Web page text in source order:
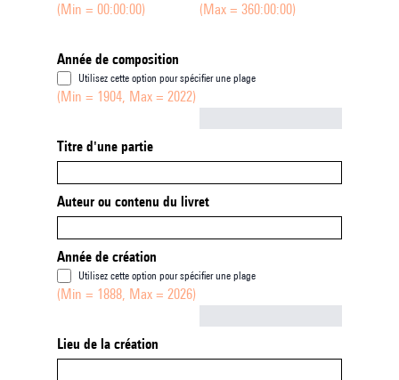
(Min = 00:00:00) (Max = 360:00:00)
Année de composition
Utilisez cette option pour spécifier une plage
(Min = 1904, Max = 2022)
Titre d'une partie
Auteur ou contenu du livret
Année de création
Utilisez cette option pour spécifier une plage
(Min = 1888, Max = 2026)
Lieu de la création